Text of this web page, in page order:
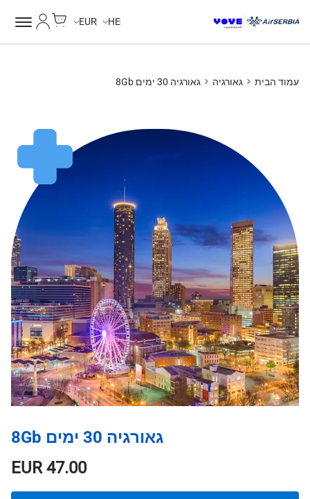
HE
EUR
עמוד הבית גאורגיה גאורגיה 30 ימים 8Gb
גאורגיה 30 ימים 8Gb
EUR47.00